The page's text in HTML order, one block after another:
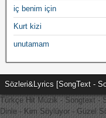
iç benim için
Kurt kizi
unutamam
Sözleri&Lyrics [SongText -
Türkçe Hit Müzik - Songtext -
Dinle - Kim Söylüyor - Güzel